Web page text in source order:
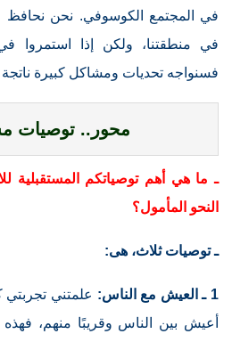
في المجتمع الكوسوفي. نحن نحافظ
في منطقتنا، ولكن إذا استمروا في
فسنواجه تحديات ومشاكل كبيرة
محور.. توصيات
ـ ما هي أهم توصياتكم المستقبلية
النحو المأمول؟
ـ توصيات ثلاث، هى:
1 ـ العيش مع الناس:
علمتني
أعيش بين الناس وقريبًا منهم،